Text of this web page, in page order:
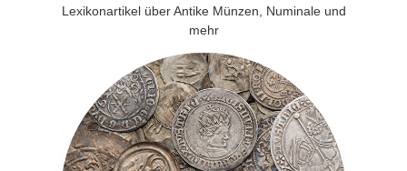
Lexikonartikel über Antike Münzen, Numinale und
mehr